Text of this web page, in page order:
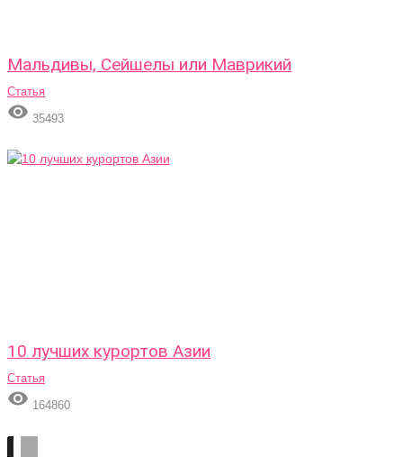
Мальдивы, Сейшелы или Маврикий
Статья
 35493
10 лучших курортов Азии
Статья
 164860